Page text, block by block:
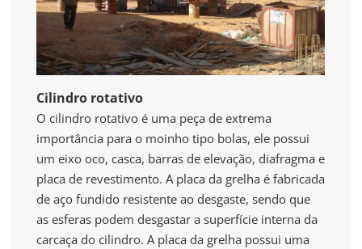
Cilindro rotativo
O cilindro rotativo é uma peça de extrema
importância para o moinho tipo bolas, ele possui
um eixo oco, casca, barras de elevação, diafragma e
placa de revestimento. A placa da grelha é fabricada
de aço fundido resistente ao desgaste, sendo que
as esferas podem desgastar a superfície interna da
carcaça do cilindro. A placa da grelha possui uma